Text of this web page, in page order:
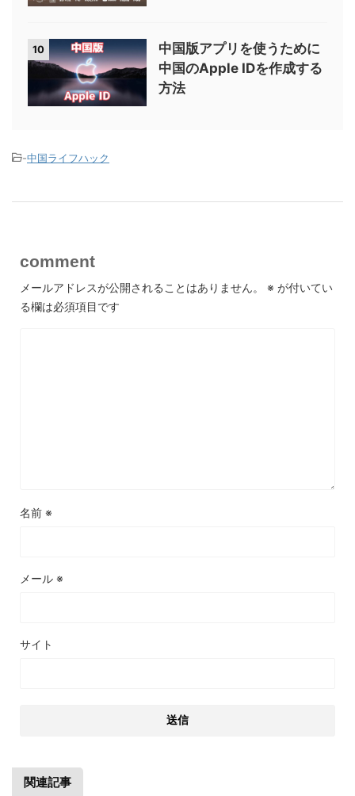
10
中国版アプリを使うために
中国のApple IDを作成する
方法
-中国ライフハック
comment
メールアドレスが公開されることはありません。 ※ が付いてい
る欄は必須項目です
名前 ※
メール ※
サイト
関連記事